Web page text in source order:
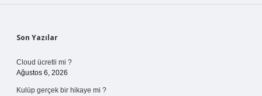
Sidebar
Son Yazılar
Cloud ücretli mi ?
Ağustos 6, 2026
Kulüp gerçek bir hikaye mi ?